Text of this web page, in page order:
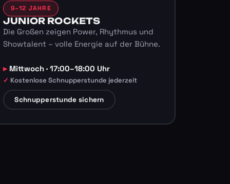
9–12 JAHRE
JUNIOR ROCKETS
Die Großen zeigen Power, Rhythmus und
Showtalent – volle Energie auf der Bühne.
Mittwoch · 17:00–18:00 Uhr
Kostenlose Schnupperstunde jederzeit
Schnupperstunde sichern